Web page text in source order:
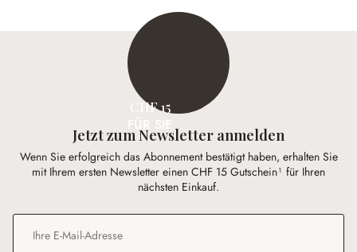
CHF 15
Jetzt zum Newsletter anmelden
Wenn Sie erfolgreich das Abonnement bestätigt haben, erhalten Sie
mit Ihrem ersten Newsletter einen CHF 15 Gutschein¹ für Ihren
nächsten Einkauf.
E-Mail-Adresse